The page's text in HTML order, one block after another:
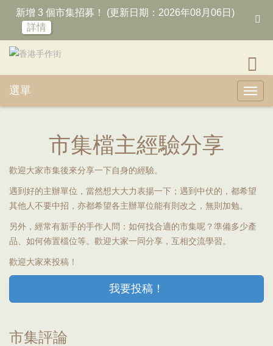
新增 3 個市集招募！ (更新日期：2026年08月06日)
詳情
選單
市集檔主經驗分享
歡迎大家市集後來分享一下自身的經驗。
遇到好的主辦單位，當然想大大力表揚一下；遇到中伏的，都希望
其他人不要中招，亦都希望各主辦單位能有則改之，無則加勉。
另外，經常有新手的手作人問：如何找合適的市集呢？準備多少產
品、如何佈置檔位等。歡迎大家一同分享，互相交流學習。
歡迎大家來投稿！
我要投稿！
市集評論